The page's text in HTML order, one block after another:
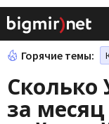
Горячие темы:
Сколько
за